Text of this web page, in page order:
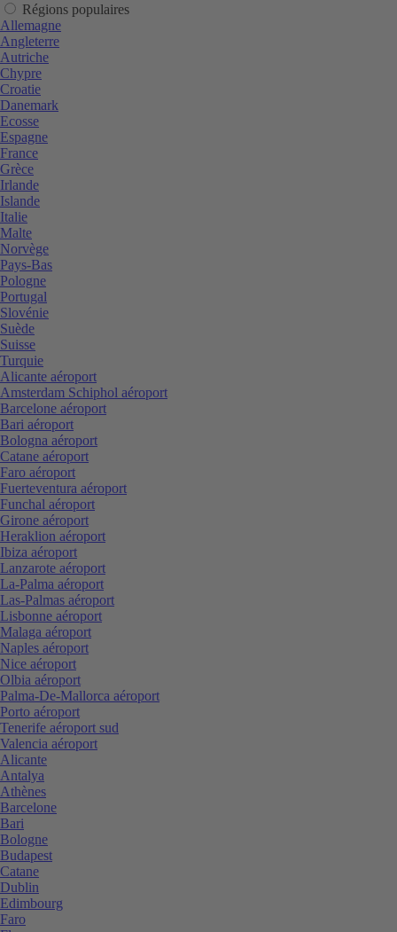
Régions populaires
Allemagne
Angleterre
Autriche
Chypre
Croatie
Danemark
Ecosse
Espagne
France
Grèce
Irlande
Islande
Italie
Malte
Norvège
Pays-Bas
Pologne
Portugal
Slovénie
Suède
Suisse
Turquie
Alicante aéroport
Amsterdam Schiphol aéroport
Barcelone aéroport
Bari aéroport
Bologna aéroport
Catane aéroport
Faro aéroport
Fuerteventura aéroport
Funchal aéroport
Girone aéroport
Heraklion aéroport
Ibiza aéroport
Lanzarote aéroport
La-Palma aéroport
Las-Palmas aéroport
Lisbonne aéroport
Malaga aéroport
Naples aéroport
Nice aéroport
Olbia aéroport
Palma-De-Mallorca aéroport
Porto aéroport
Tenerife aéroport sud
Valencia aéroport
Alicante
Antalya
Athènes
Barcelone
Bari
Bologne
Budapest
Catane
Dublin
Edimbourg
Faro